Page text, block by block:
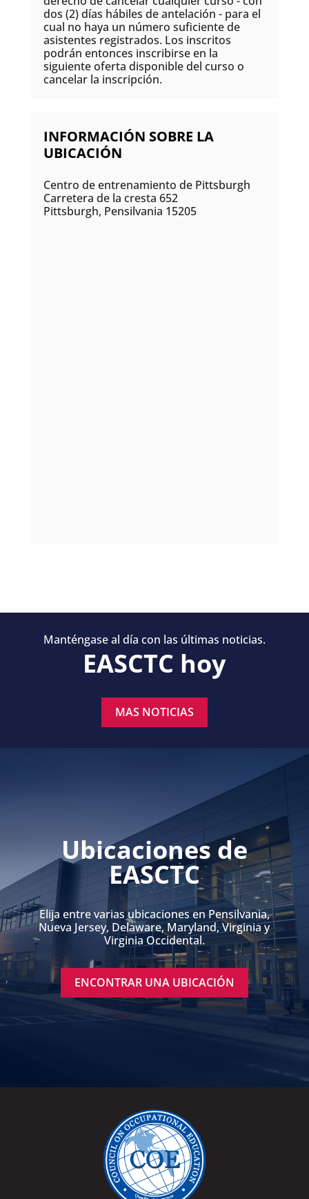
dos (2) días hábiles de antelación - para el
cual no haya un número suficiente de
asistentes registrados. Los inscritos
podrán entonces inscribirse en la
siguiente oferta disponible del curso o
cancelar la inscripción.
INFORMACIÓN SOBRE LA
UBICACIÓN
Centro de entrenamiento de Pittsburgh
Carretera de la cresta 652
Pittsburgh, Pensilvania 15205
Manténgase al día con las últimas noticias.
EASCTC hoy
MAS NOTICIAS
Ubicaciones de
EASCTC
Elija entre varias ubicaciones en Pensilvania,
Nueva Jersey, Delaware, Maryland, Virginia y
Virginia Occidental.
ENCONTRAR UNA UBICACIÓN